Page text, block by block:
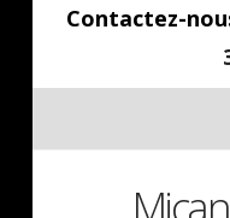
Contactez-